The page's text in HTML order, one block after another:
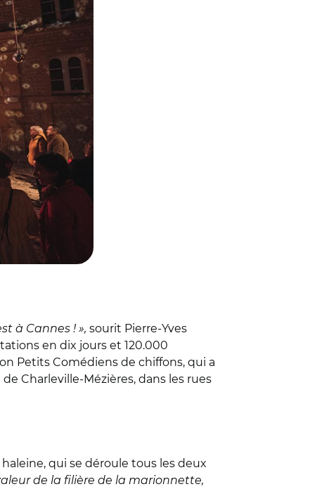
à Cannes ! », sourit Pierre-Yves
en dix jours et 120.000
Petits Comédiens de chiffons, qui a
Charleville-Mézières, dans les rues
qui se déroule tous les deux
de la filière de la marionnette,